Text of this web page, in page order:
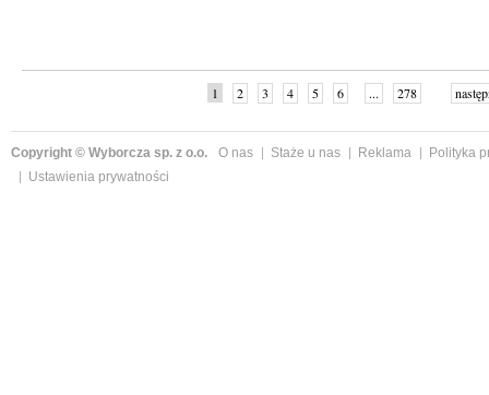
1 2 3 4 5 6 ... 278
Copyright © Wyborcza sp. z o.o. O nas Staże u nas Reklama
Polityka
Ustawienia prywatności